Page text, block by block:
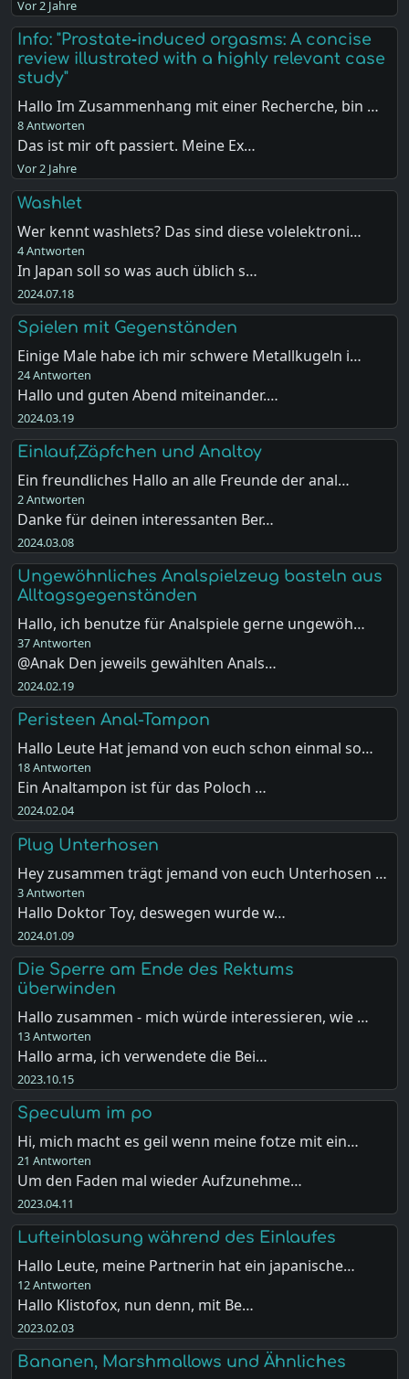
Vor 2 Jahre
Info: "Prostate‐induced orgasms: A concise
review illustrated with a highly relevant case
study"
Hallo Im Zusammenhang mit einer Recherche, bin …
8 Antworten
Das ist mir oft passiert. Meine Ex…
Vor 2 Jahre
Washlet
Wer kennt washlets? Das sind diese volelektroni…
4 Antworten
In Japan soll so was auch üblich s…
2024.07.18
Spielen mit Gegenständen
Einige Male habe ich mir schwere Metallkugeln i…
24 Antworten
Hallo und guten Abend miteinander.…
2024.03.19
Einlauf,Zäpfchen und Analtoy
Ein freundliches Hallo an alle Freunde der anal…
2 Antworten
Danke für deinen interessanten Ber…
2024.03.08
Ungewöhnliches Analspielzeug basteln aus
Alltagsgegenständen
Hallo, ich benutze für Analspiele gerne ungewöh…
37 Antworten
@Anak Den jeweils gewählten Anals…
2024.02.19
Peristeen Anal-Tampon
Hallo Leute Hat jemand von euch schon einmal so…
18 Antworten
Ein Analtampon ist für das Poloch …
2024.02.04
Plug Unterhosen
Hey zusammen trägt jemand von euch Unterhosen …
3 Antworten
Hallo Doktor Toy, deswegen wurde w…
2024.01.09
Die Sperre am Ende des Rektums
überwinden
Hallo zusammen - mich würde interessieren, wie …
13 Antworten
Hallo arma, ich verwendete die Bei…
2023.10.15
Speculum im po
Hi, mich macht es geil wenn meine fotze mit ein…
21 Antworten
Um den Faden mal wieder Aufzunehme…
2023.04.11
Lufteinblasung während des Einlaufes
Hallo Leute, meine Partnerin hat ein japanische…
12 Antworten
Hallo Klistofox, nun denn, mit Be…
2023.02.03
Bananen, Marshmallows und Ähnliches